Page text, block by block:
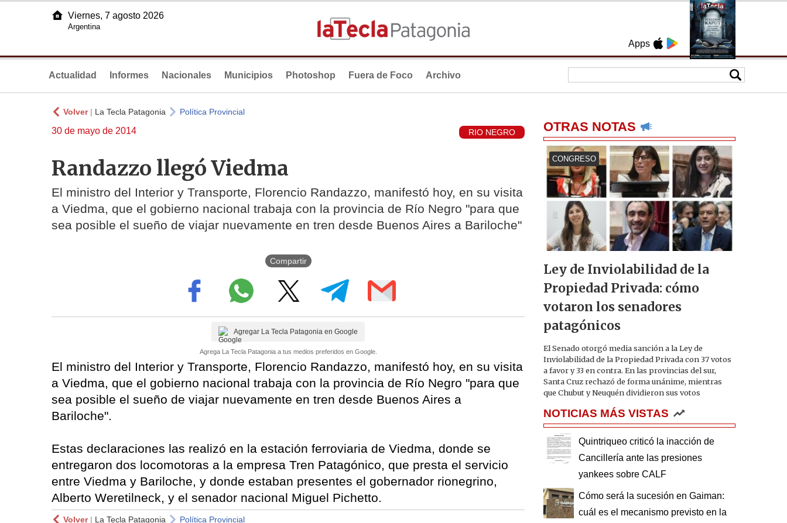
Apps
Viernes, 7 agosto 2026
Argentina
Actualidad Informes Nacionales Municipios Photoshop Fuera de Foco Archivo
Volver| La Tecla Patagonia Política Provincial
30 de mayo de 2014 RIO NEGRO
Randazzo llegó Viedma
El ministro del Interior y Transporte, Florencio Randazzo, manifestó hoy, en su visita
a Viedma, que el gobierno nacional trabaja con la provincia de Río Negro "para que
sea posible el sueño de viajar nuevamente en tren desde Buenos Aires a Bariloche"
Compartir
Agregar La Tecla Patagonia en Google
Agrega La Tecla Patagonia a tus medios preferidos en Google.
El ministro del Interior y Transporte, Florencio Randazzo, manifestó hoy, en su visita
a Viedma, que el gobierno nacional trabaja con la provincia de Río Negro "para que
sea posible el sueño de viajar nuevamente en tren desde Buenos Aires a
Bariloche".
Estas declaraciones las realizó en la estación ferroviaria de Viedma, donde se
entregaron dos locomotoras a la empresa Tren Patagónico, que presta el servicio
entre Viedma y Bariloche, y donde estaban presentes el gobernador rionegrino,
Alberto Weretilneck, y el senador nacional Miguel Pichetto.
Volver| La Tecla Patagonia Política Provincial
OTRAS NOTAS
CONGRESO
Ley de Inviolabilidad de la
Propiedad Privada: cómo
votaron los senadores
patagónicos
El Senado otorgó media sanción a la Ley de
Inviolabilidad de la Propiedad Privada con 37 votos
a favor y 33 en contra. En las provincias del sur,
Santa Cruz rechazó de forma unánime, mientras
que Chubut y Neuquén dividieron sus votos
NOTICIAS MÁS VISTAS
Quintriqueo criticó la inacción de
Cancillería ante las presiones
yankees sobre CALF
Cómo será la sucesión en Gaiman:
cuál es el mecanismo previsto en la